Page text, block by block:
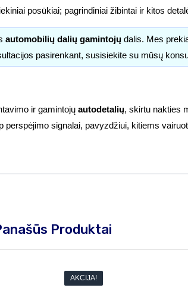
posūkiai; pagrindiniai žibintai ir kitos
automobilių dalių gamintojų dalis. Mes
pasirenkant, susisiekite su mūsų
ir gamintojų autodetalių, skirtu nakties
perspėjimo signalai, pavyzdžiui, kitiems
Produktai
AKCIJA!